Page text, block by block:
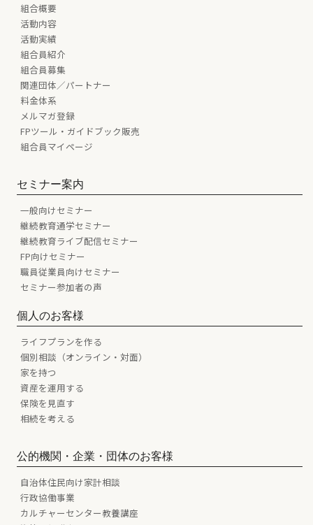
組合概要
活動内容
活動実績
組合員紹介
組合員募集
関連団体／パートナー
料金体系
メルマガ登録
FPツール・ガイドブック販売
組合員マイページ
セミナー案内
一般向けセミナー
継続教育通学セミナー
継続教育ライブ配信セミナー
FP向けセミナー
職員従業員向けセミナー
セミナー参加者の声
個人のお客様
ライフプランを作る
個別相談（オンライン・対面）
家を持つ
資産を運用する
保険を見直す
相続を考える
公的機関・企業・団体のお客様
自治体住民向け家計相談
行政協働事業
カルチャーセンター教養講座